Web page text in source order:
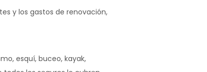
y los gastos de renovación,
esquí, buceo, kayak,